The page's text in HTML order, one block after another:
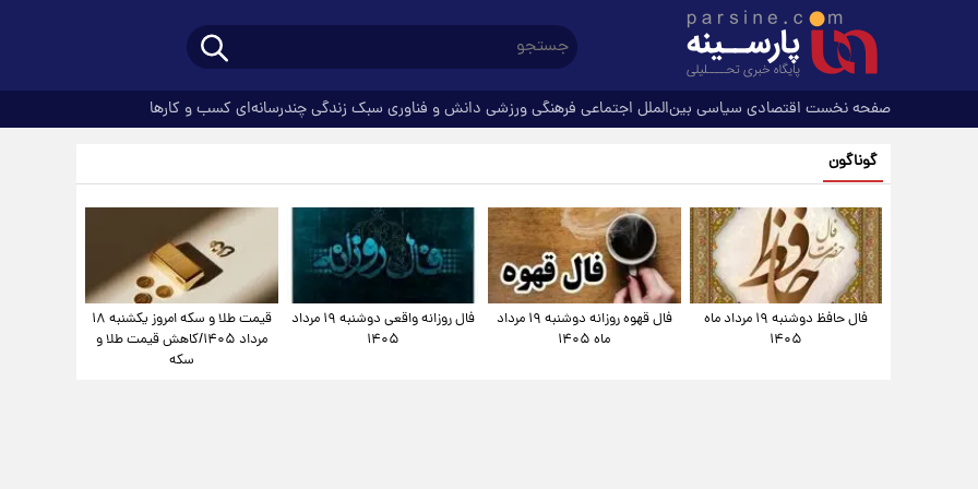
صفحه نخست اقتصادی سیاسی بین‌الملل اجتماعی فرهنگیورزشی دانش و فناوری سبک زندگیچندرسانه‌ای کسب و کارها
گوناگون
فال حافظ دوشنبه ۱۹ مرداد ماه
۱۴۰۵
فال قهوه روزانه دوشنبه ۱۹ مرداد
ماه ۱۴۰۵
فال روزانه واقعی دوشنبه ۱۹ مرداد
۱۴۰۵
قیمت طلا و سکه امروز یکشنبه ۱۸
مرداد ۱۴۰۵/کاهش قیمت طلا و
سکه